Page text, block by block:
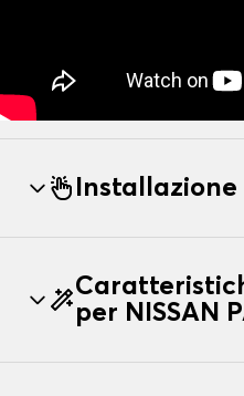
Installazione
per NISSAN